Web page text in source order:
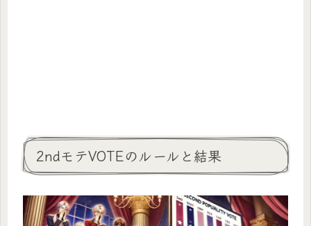
2ndモテVOTEのルールと結果